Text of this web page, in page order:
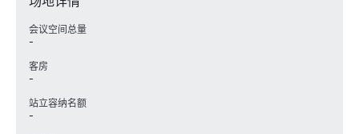
会议空间总量
-
客房
-
站立容纳名额
-